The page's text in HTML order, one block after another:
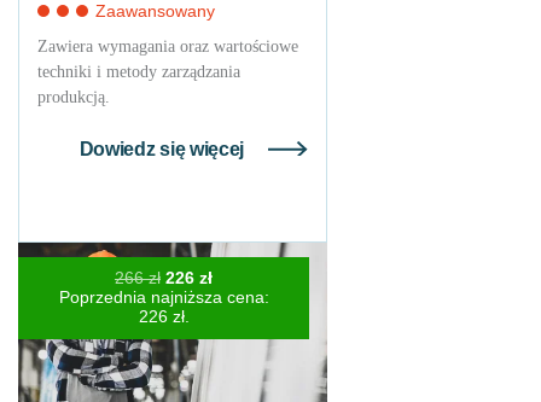
Zaawansowany
Zawiera wymagania oraz wartościowe
techniki i metody zarządzania
produkcją.
Dowiedz się więcej
266zł Pierwotna
cena
wynosiła:
266 zł.
226 złAktualna
cena
226 zł.
Poprzednia najniższa cena:
226 zł.